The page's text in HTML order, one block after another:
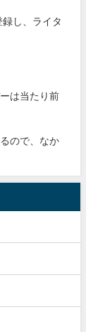
し、ライタ
は当たり前
ので、なか